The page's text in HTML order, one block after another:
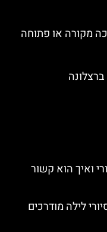
מקורה או פתוחה
ואיך הוא קשור
לילה מודרכים